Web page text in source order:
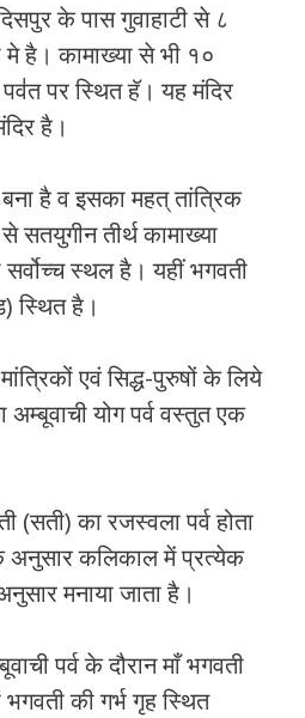
के पास गुवाहाटी से ८
मे है। कामाख्या से भी १०
पर स्थित हॅ। यह मंदिर
है।
है व इसका महत् तांत्रिक
सतयुगीन तीर्थ कामाख्या
सर्वोच्च स्थल है। यहीं भगवती
स्थित है।
एवं सिद्ध-पुरुषों के लिये
अम्बूवाची योग पर्व वस्तुत एक
(सती) का रजस्वला पर्व होता
अनुसार कलिकाल में प्रत्येक
मनाया जाता है।
पर्व के दौरान माँ भगवती
की गर्भ गृह स्थित